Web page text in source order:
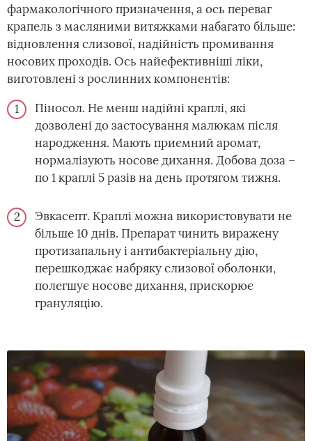
фармакологічного призначення, а ось переваг
крапель з масляними витяжками набагато більше:
відновлення слизової, надійність промивання
носових проходів. Ось найефективніші ліки,
виготовлені з рослинних компонентів:
Піносол. Не менш надійні краплі, які
дозволені до застосування малюкам після
народження. Мають приємний аромат,
нормалізують носове дихання. Добова доза –
по 1 краплі 5 разів на день протягом тижня.
Эвкасепт. Краплі можна використовувати не
більше 10 днів. Препарат чинить виражену
протизапальну і антибактеріальну дію,
перешкоджає набряку слизової оболонки,
полегшує носове дихання, прискорює
грануляцію.